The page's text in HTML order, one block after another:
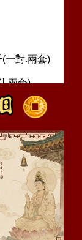
一對.兩套)
.兩套)
800元 小神
五送五
對100